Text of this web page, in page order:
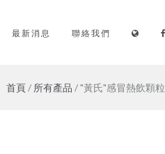
最新消息 聯絡我們
首頁/ 所有產品 / "黃氏"感冒熱飲顆粒